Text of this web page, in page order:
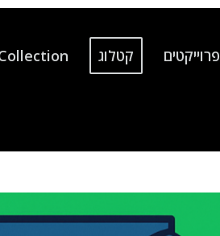
פרוייקטים קטלוג